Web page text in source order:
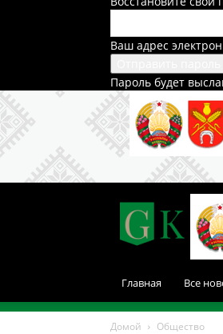
Ваш адрес
Пароль будет
Главная Все
Домой Общество